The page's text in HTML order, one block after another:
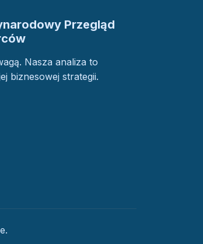
Przegląd
Nasza analiza to
biznesowej strategii.